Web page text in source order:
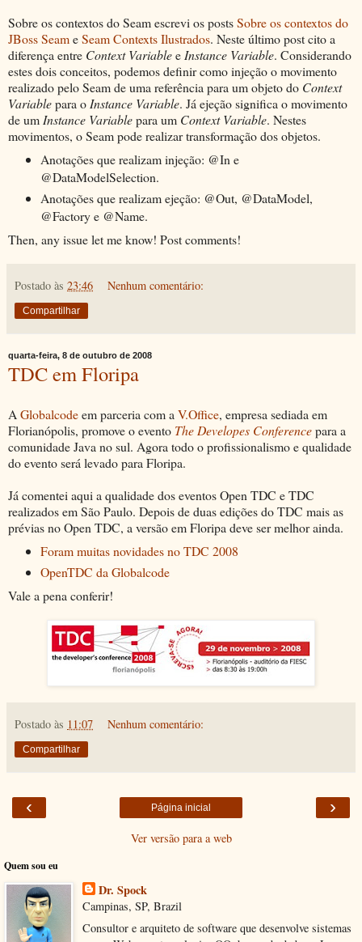
Sobre os contextos do Seam escrevi os postsSobre os contextos do
JBoss SeameSeam Contexts Ilustrados. Neste último post cito a
diferença entre Context VariableeInstance Variable. Considerando
estes dois conceitos, podemos definir como injeção o movimento
realizado pelo Seam de uma referência para um objeto do Context
Variablepara oInstance Variable. Já ejeção significa o movimento
de umInstance Variablepara um Context Variable. Nestes
movimentos, o Seam pode realizar transformação dos objetos.
Anotações que realizam injeção: @In e
@DataModelSelection.
Anotações que realizam ejeção: @Out, @DataModel,
@Factory e @Name.
Then, any issue let me know! Post comments!
Postado às 23:46 Nenhum comentário:
Compartilhar
quarta-feira, 8 de outubro de 2008
TDC em Floripa
A Globalcodeem parceria com a V.Office, empresa sediada em
Florianópolis, promove o evento The Developes Conferencepara a
comunidade Java no sul. Agora todo o profissionalismo e qualidade
do evento será levado para Floripa.
Já comentei aqui a qualidade dos eventos Open TDC e TDC
realizados em São Paulo. Depois de duas edições do TDC mais as
prévias no Open TDC, a versão em Floripa deve ser melhor ainda.
Foram muitas novidades no TDC 2008
OpenTDC da Globalcode
Vale a pena conferir!
Postado às 11:07 Nenhum comentário:
Compartilhar
‹ ›
Página inicial
Ver versão para a web
Quem sou eu
Dr. Spock
Campinas, SP, Brazil
Consultor e arquiteto de software que desenvolve sistemas